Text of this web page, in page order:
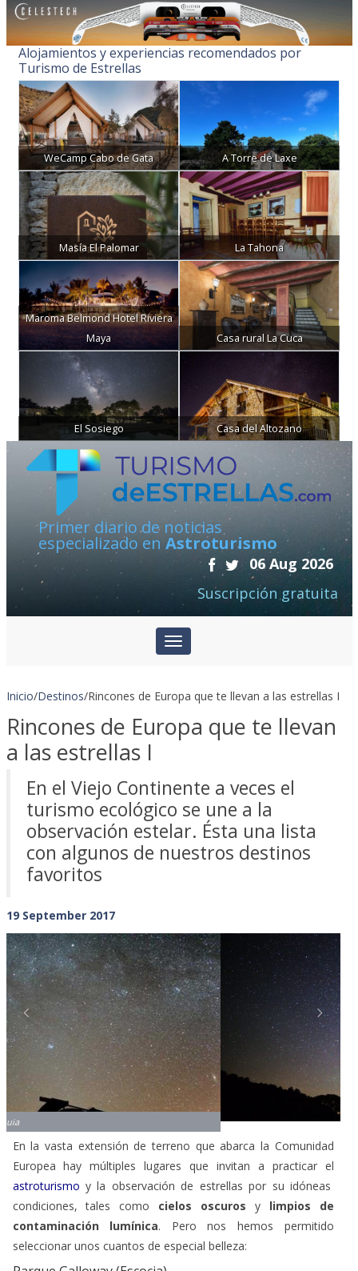
Alojamientos y experiencias recomendados por
Turismo de Estrellas
WeCamp Cabo de Gata A Torre de Laxe
Masía El Palomar La Tahona
Maroma Belmond Hotel Riviera
Maya
Casa rural La Cuca
El Sosiego Casa del Altozano
Primer diario de noticias
especializado en Astroturismo
06 Aug 2026
Suscripción gratuita
Inicio/Destinos/Rincones de Europa que te llevan a las estrellas I
Rincones de Europa que te llevan
a las estrellas I
En el Viejo Continente a veces el
turismo ecológico se une a la
observación estelar. Ésta una lista
con algunos de nuestros destinos
favoritos
19 September 2017
Previous Next
En la vasta extensión de terreno que abarca la Comunidad
Europea hay múltiples lugares que invitan a practicar el
astroturismo y la observación de estrellas por su idóneas
condiciones, tales como
y
contaminación lumínica
. Pero nos hemos permitido